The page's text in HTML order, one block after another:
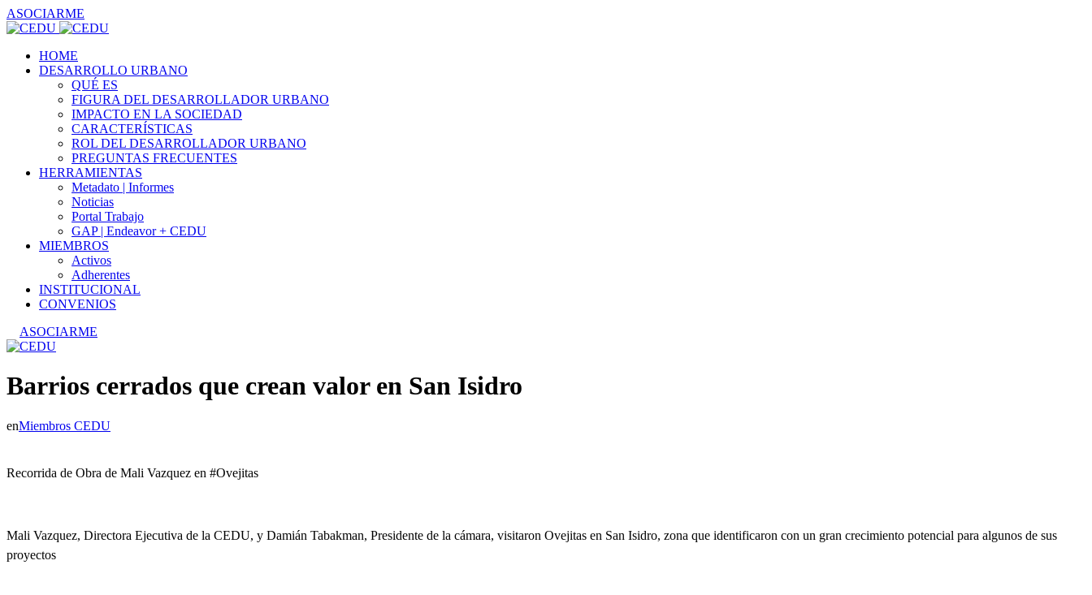
ASOCIARME
HOME
DESARROLLO URBANO
QUÉ ES
FIGURA DEL DESARROLLADOR URBANO
IMPACTO EN LA SOCIEDAD
CARACTERÍSTICAS
ROL DEL DESARROLLADOR URBANO
PREGUNTAS FRECUENTES
HERRAMIENTAS
Metadato | Informes
Noticias
Portal Trabajo
GAP | Endeavor + CEDU
MIEMBROS
Activos
Adherentes
INSTITUCIONAL
CONVENIOS
ASOCIARME
Barrios cerrados que crean valor en San Isidro
enMiembros CEDU
Recorrida de Obra de Mali Vazquez en #Ovejitas
Mali Vazquez, Directora Ejecutiva de la CEDU, y Damián Tabakman, Presidente de la cámara, visitaron Ovejitas en San Isidro, zona que identificaron con un gran crecimiento potencial para algunos de sus
proyectos